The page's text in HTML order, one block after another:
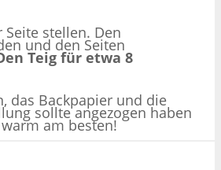
stellen. Den
und den Seiten
Teig für etwa 8
das Backpapier und die
sollte angezogen haben
am besten!